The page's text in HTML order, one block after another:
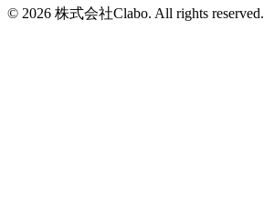
© 2026 株式会社Clabo. All rights reserved.